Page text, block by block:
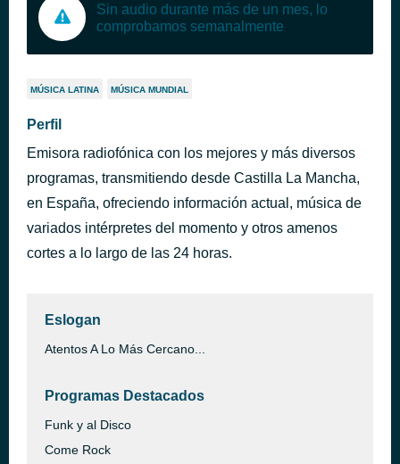
Sin audio durante más de un mes, lo
comprobamos semanalmente
MÚSICA LATINA MÚSICA MUNDIAL
Perfil
Emisora radiofónica con los mejores y más diversos
programas, transmitiendo desde Castilla La Mancha,
en España, ofreciendo información actual, música de
variados intérpretes del momento y otros amenos
cortes a lo largo de las 24 horas.
Eslogan
Atentos A Lo Más Cercano...
Programas Destacados
Funk y al Disco
Come Rock